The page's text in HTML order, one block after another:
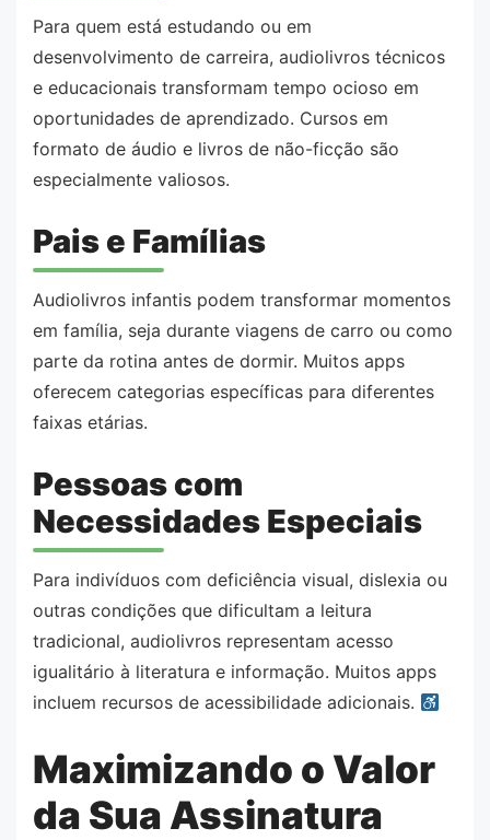
Para quem está estudando ou em
desenvolvimento de carreira, audiolivros técnicos
e educacionais transformam tempo ocioso em
oportunidades de aprendizado. Cursos em
formato de áudio e livros de não-ficção são
especialmente valiosos.
Pais e Famílias
Audiolivros infantis podem transformar momentos
em família, seja durante viagens de carro ou como
parte da rotina antes de dormir. Muitos apps
oferecem categorias específicas para diferentes
faixas etárias.
Pessoas com
Necessidades Especiais
Para indivíduos com deficiência visual, dislexia ou
outras condições que dificultam a leitura
tradicional, audiolivros representam acesso
igualitário à literatura e informação. Muitos apps
incluem recursos de acessibilidade adicionais.
Maximizando o Valor
da Sua Assinatura